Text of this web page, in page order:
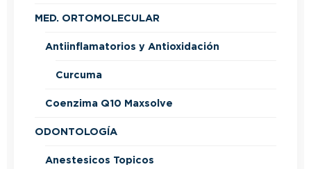
MED. ORTOMOLECULAR
Antiinflamatorios y Antioxidación
Curcuma
Coenzima Q10 Maxsolve
ODONTOLOGÍA
Anestesicos Topicos